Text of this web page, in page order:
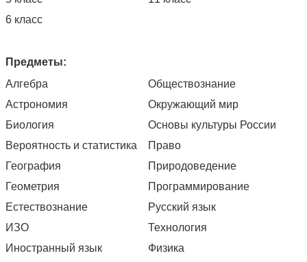
6 класс
Предметы:
Алгебра
Астрономия
Биология
Вероятность и статистика
География
Геометрия
Естествознание
ИЗО
Иностранный язык
Обществознание
Окружающий мир
Основы культуры России
Право
Природоведение
Программирование
Русский язык
Технология
Физика